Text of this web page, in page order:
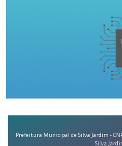
Prefeitura Municipal de Silva Jardim -
Silva